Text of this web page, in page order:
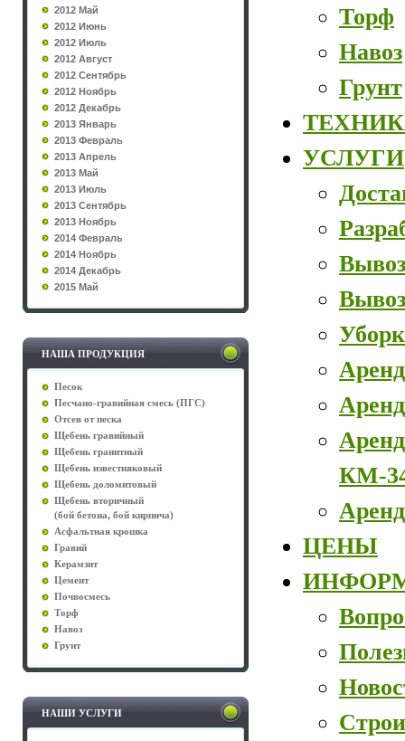
2012 Май
2012 Июнь
2012 Июль
2012 Август
2012 Сентябрь
2012 Ноябрь
2012 Декабрь
2013 Январь
2013 Февраль
2013 Апрель
2013 Май
2013 Июль
2013 Сентябрь
2013 Ноябрь
2014 Февраль
2014 Ноябрь
2014 Декабрь
2015 Май
НАША ПРОДУКЦИЯ
Песок
Песчано-гравийная смесь (ПГС)
Отсев от песка
Щебень гравийный
Щебень гранитный
Щебень известняковый
Щебень доломитовый
Щебень вторичный
(бой бетона, бой кирпича)
Асфальтная крошка
Гравий
Керамзит
Цемент
Почвосмесь
Торф
Навоз
Грунт
НАШИ УСЛУГИ
Торф
Навоз
Грунт
УСЛУГИ
КМ-
ЦЕНЫ